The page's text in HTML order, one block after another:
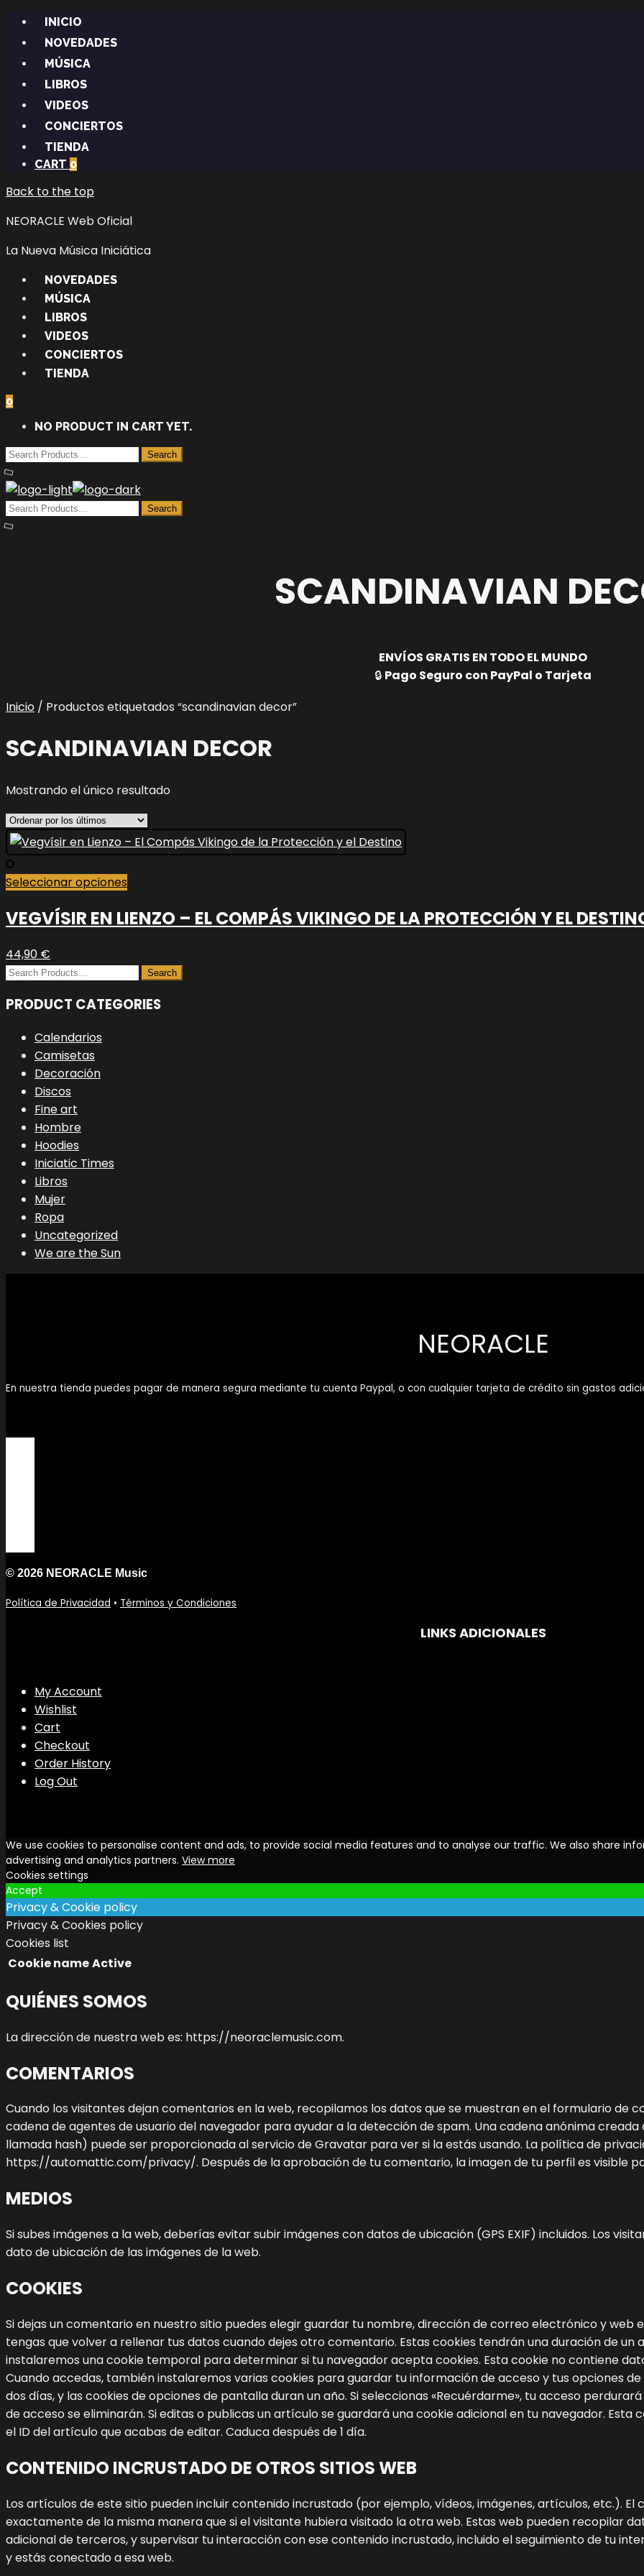
INICIO
NOVEDADES
MÚSICA
LIBROS
VIDEOS
CONCIERTOS
TIENDA
CART 0
Back to the top
NEORACLE Web Oficial
La Nueva Música Iniciática
NOVEDADES
MÚSICA
LIBROS
VIDEOS
CONCIERTOS
TIENDA
0
NO PRODUCT IN CART YET.
SCANDINAVIAN
ENVÍOS GRATIS EN TODO EL MUNDO
🔒 Pago Seguro con PayPal o Tarjeta
Inicio / Productos etiquetados “scandinavian decor”
SCANDINAVIAN DECOR
Mostrando el único resultado
Seleccionar opciones
tiene
se
VEGVÍSIR EN LIENZO – EL COMPÁS VIKINGO DE LA PROTECCIÓN Y EL
44,90 €
PRODUCT CATEGORIES
Calendarios
Camisetas
Decoración
Discos
Fine art
Hombre
Hoodies
Iniciatic Times
Libros
Mujer
Ropa
Uncategorized
We are the Sun
NEORACLE
En nuestra tienda puedes pagar de manera segura mediante tu cuenta Paypal, o con cualquier tarjeta de crédito sin gastos
© 2026 NEORACLE Music
Política de Privacidad • Términos y Condiciones
LINKS ADICIONALES
My Account
Wishlist
Cart
Checkout
Order History
Log Out
We use cookies to personalise content and ads, to provide social media features and to analyse our traffic. We also share
advertising and analytics partners. View more
Cookies settings
Accept
Privacy & Cookie policy
Privacy & Cookies policy
Cookies list
Cookie nameActive
QUIÉNES SOMOS
La dirección de nuestra web es: https://neoraclemusic.com.
COMENTARIOS
Cuando los visitantes dejan comentarios en la web, recopilamos los datos que se muestran en el formulario de
cadena de agentes de usuario del navegador para ayudar a la detección de spam. Una cadena anónima
llamada hash) puede ser proporcionada al servicio de Gravatar para ver si la estás usando. La política de
https://automattic.com/privacy/. Después de la aprobación de tu comentario, la imagen de tu perfil es visible
MEDIOS
Si subes imágenes a la web, deberías evitar subir imágenes con datos de ubicación (GPS EXIF) incluidos. Los
dato de ubicación de las imágenes de la web.
COOKIES
Si dejas un comentario en nuestro sitio puedes elegir guardar tu nombre, dirección de correo electrónico y web
tengas que volver a rellenar tus datos cuando dejes otro comentario. Estas cookies tendrán una duración de un
instalaremos una cookie temporal para determinar si tu navegador acepta cookies. Esta cookie no contiene
Cuando accedas, también instalaremos varias cookies para guardar tu información de acceso y tus opciones
dos días, y las cookies de opciones de pantalla duran un año. Si seleccionas «Recuérdarme», tu acceso
de acceso se eliminarán. Si editas o publicas un artículo se guardará una cookie adicional en tu navegador.
el ID del artículo que acabas de editar. Caduca después de 1 día.
CONTENIDO INCRUSTADO DE OTROS SITIOS WEB
Los artículos de este sitio pueden incluir contenido incrustado (por ejemplo, vídeos, imágenes, artículos, etc.).
exactamente de la misma manera que si el visitante hubiera visitado la otra web. Estas web pueden recopilar
adicional de terceros, y supervisar tu interacción con ese contenido incrustado, incluido el seguimiento de tu
y estás conectado a esa web.